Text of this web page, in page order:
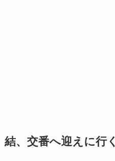
結、交番へ迎えに行く